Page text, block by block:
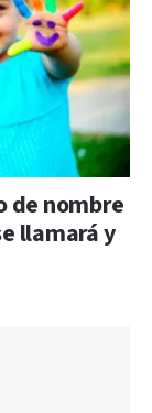
de nombre
llamará y